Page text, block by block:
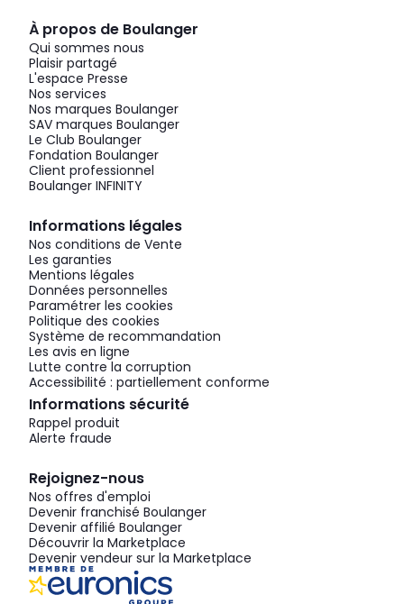
À propos de Boulanger
Qui sommes nous
Plaisir partagé
L'espace Presse
Nos services
Nos marques Boulanger
SAV marques Boulanger
Le Club Boulanger
Fondation Boulanger
Client professionnel
Boulanger INFINITY
Informations légales
Nos conditions de Vente
Les garanties
Mentions légales
Données personnelles
Paramétrer les cookies
Politique des cookies
Système de recommandation
Les avis en ligne
Lutte contre la corruption
Accessibilité : partiellement conforme
Informations sécurité
Rappel produit
Alerte fraude
Rejoignez-nous
Nos offres d'emploi
Devenir franchisé Boulanger
Devenir affilié Boulanger
Découvrir la Marketplace
Devenir vendeur sur la Marketplace